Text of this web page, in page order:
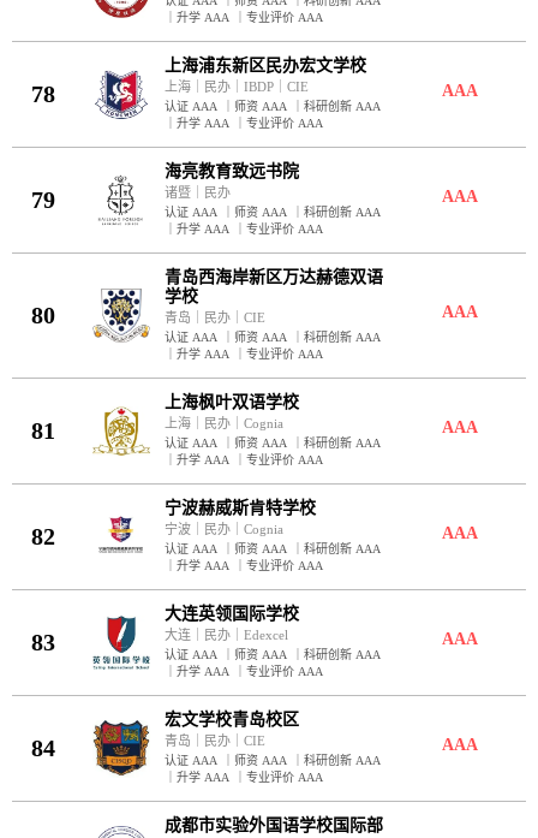
｜升学 AAA ｜专业评价 AAA
78
上海浦东新区民办宏文学校
上海 民办 ｜IBDP ｜CIE
认证 AAA 师资 AAA ｜科研创新 AAA
｜升学 AAA ｜专业评价 AAA
AAA
79
海亮教育致远书院
诸暨 民办
认证 AAA 师资 AAA ｜科研创新 AAA
｜升学 AAA ｜专业评价 AAA
AAA
80
青岛西海岸新区万达赫德双语
学校
青岛 民办 ｜CIE
认证 AAA 师资 AAA ｜科研创新 AAA
｜升学 AAA ｜专业评价 AAA
AAA
81
上海枫叶双语学校
上海 民办 ｜Cognia
认证 AAA 师资 AAA ｜科研创新 AAA
｜升学 AAA ｜专业评价 AAA
AAA
82
宁波赫威斯肯特学校
宁波 民办 ｜Cognia
认证 AAA 师资 AAA ｜科研创新 AAA
｜升学 AAA ｜专业评价 AAA
AAA
83
大连英领国际学校
大连 民办 ｜Edexcel
认证 AAA 师资 AAA ｜科研创新 AAA
｜升学 AAA ｜专业评价 AAA
AAA
84
宏文学校青岛校区
青岛 民办 ｜CIE
认证 AAA 师资 AAA ｜科研创新 AAA
｜升学 AAA ｜专业评价 AAA
AAA
成都市实验外国语学校国际部